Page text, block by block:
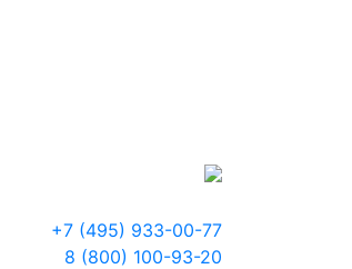
+7 (495) 933-00-77
8 (800) 100-93-20